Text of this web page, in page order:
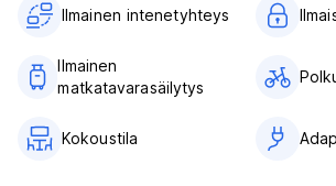
Ilmainen intenetyhteys
Ilmainen
matkatavarasäilytys
Kokoustila